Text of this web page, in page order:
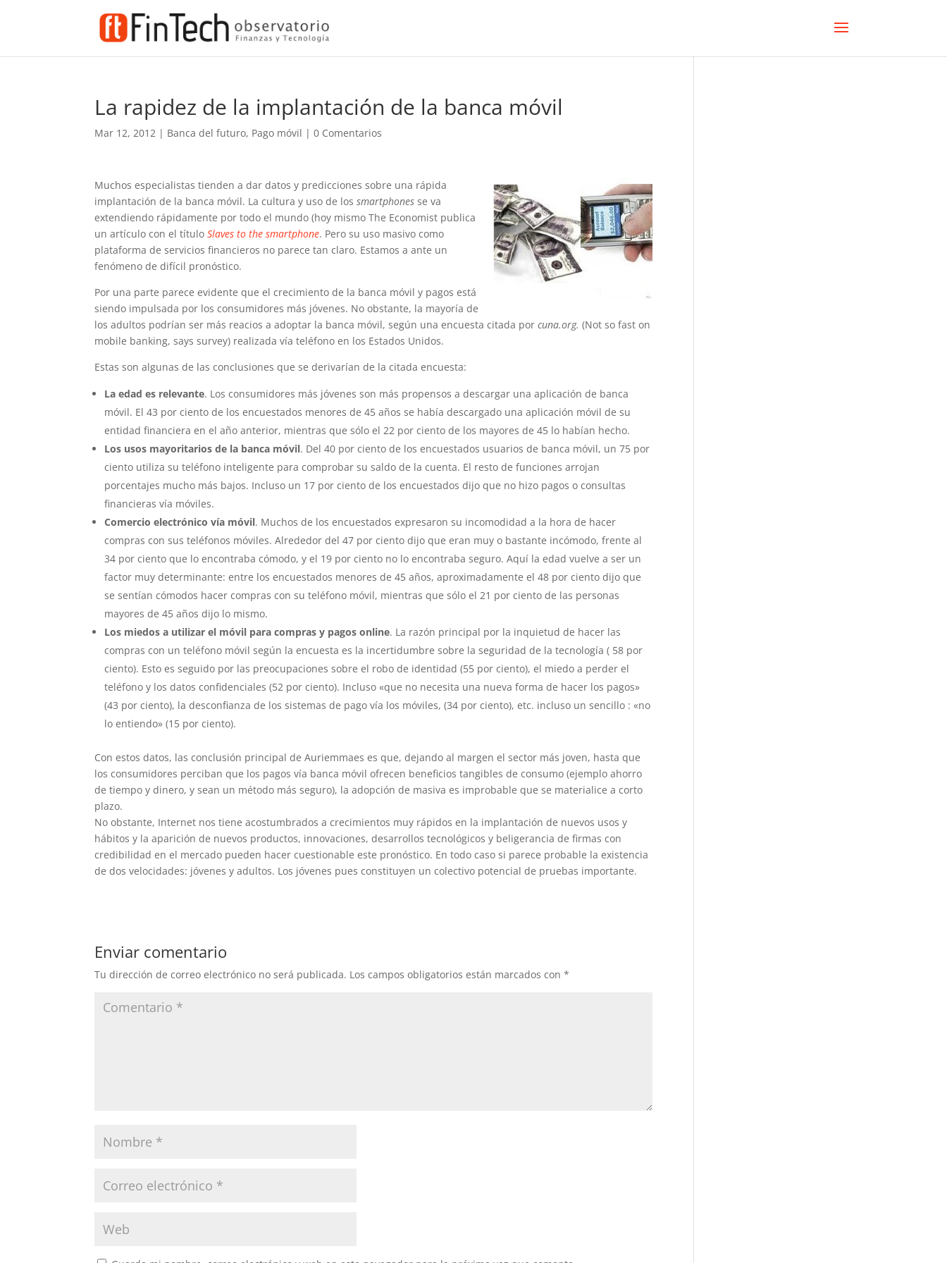
La rapidez de la implantación de la banca móvil
Mar 12, 2012 | Banca del futuro, Pago móvil |0 Comentarios
Muchos especialistas tienden a dar datos y predicciones sobre una rápida
implantación de la banca móvil. La cultura y uso de lossmartphones se va
extendiendo rápidamente por todo el mundo (hoy mismo The Economist publica
un artículo con el títuloSlaves to the smartphone. Pero su uso masivo como
plataforma de servicios financieros no parece tan claro. Estamos a ante un
fenómeno de difícil pronóstico.
Por una parte parece evidente que el crecimiento de la banca móvil y pagos está
siendo impulsada por los consumidores más jóvenes. No obstante, la mayoría de
los adultos podrían ser más reacios a adoptar la banca móvil, según una encuesta citada porcuna.org. (Not so fast on
mobile banking, says survey) realizada vía teléfono en los Estados Unidos.
Estas son algunas de las conclusiones que se derivarían de la citada encuesta:
La edad es relevante. Los consumidores más jóvenes son más propensos a descargar una aplicación de banca
móvil. El 43 por ciento de los encuestados menores de 45 años se había descargado una aplicación móvil de su
entidad financiera en el año anterior, mientras que sólo el 22 por ciento de los mayores de 45 lo habían hecho.
Los usos mayoritarios de la banca móvil. Del 40 por ciento de los encuestados usuarios de banca móvil, un 75 por
ciento utiliza su teléfono inteligente para comprobar su saldo de la cuenta. El resto de funciones arrojan
porcentajes mucho más bajos. Incluso un 17 por ciento de los encuestados dijo que no hizo pagos o consultas
financieras vía móviles.
Comercio electrónico vía móvil. Muchos de los encuestados expresaron su incomodidad a la hora de hacer
compras con sus teléfonos móviles. Alrededor del 47 por ciento dijo que eran muy o bastante incómodo, frente al
34 por ciento que lo encontraba cómodo, y el 19 por ciento no lo encontraba seguro. Aquí la edad vuelve a ser un
factor muy determinante: entre los encuestados menores de 45 años, aproximadamente el 48 por ciento dijo que
se sentían cómodos hacer compras con su teléfono móvil, mientras que sólo el 21 por ciento de las personas
mayores de 45 años dijo lo mismo.
Los miedos a utilizar el móvil para compras y pagos online. La razón principal por la inquietud de hacer las
compras con un teléfono móvil según la encuesta es la incertidumbre sobre la seguridad de la tecnología ( 58 por
ciento). Esto es seguido por las preocupaciones sobre el robo de identidad (55 por ciento), el miedo a perder el
teléfono y los datos confidenciales (52 por ciento). Incluso «que no necesita una nueva forma de hacer los pagos»
(43 por ciento), la desconfianza de los sistemas de pago vía los móviles, (34 por ciento), etc. incluso un sencillo : «no
lo entiendo» (15 por ciento).
Con estos datos, las conclusión principal de Auriemmaes es que, dejando al margen el sector más joven, hasta que
los consumidores perciban que los pagos vía banca móvil ofrecen beneficios tangibles de consumo (ejemplo ahorro
de tiempo y dinero, y sean un método más seguro), la adopción de masiva es improbable que se materialice a corto
plazo.
No obstante, Internet nos tiene acostumbrados a crecimientos muy rápidos en la implantación de nuevos usos y
hábitos y la aparición de nuevos productos, innovaciones, desarrollos tecnológicos y beligerancia de firmas con
credibilidad en el mercado pueden hacer cuestionable este pronóstico. En todo caso si parece probable la existencia
de dos velocidades: jóvenes y adultos. Los jóvenes pues constituyen un colectivo potencial de pruebas importante.
Enviar comentario
Tu dirección de correo electrónico no será publicada. Los campos obligatorios están marcados con*